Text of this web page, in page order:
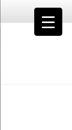
contenido